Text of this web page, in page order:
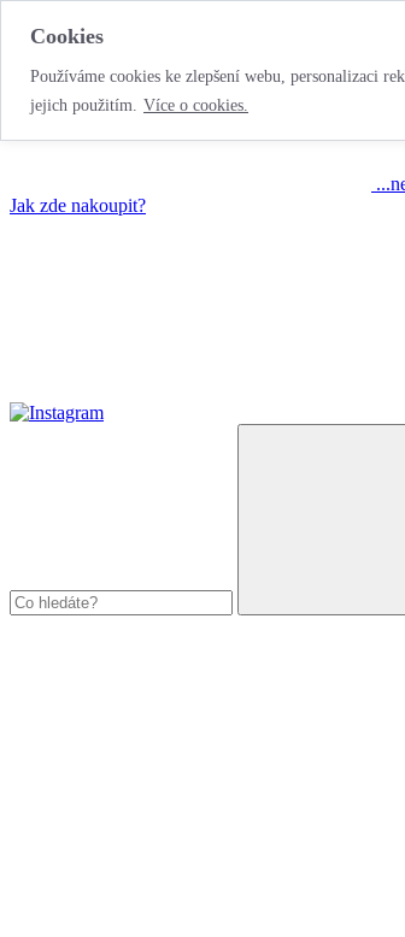
Cookies
Používáme cookies ke zlepšení webu, personalizaci
jejich použitím. Více o cookies.
Jak zde nakoupit?